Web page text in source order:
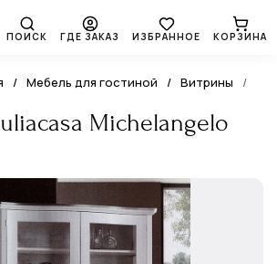
ПОИСК ГДЕ ЗАКАЗ ИЗБРАННОЕ КОРЗИНА
Мебель для гостиной Витрины
Michelangelo